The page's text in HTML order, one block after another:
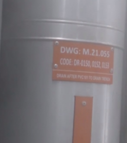
Chuyển đổi số
Chậm
Bé
Mái
Việt